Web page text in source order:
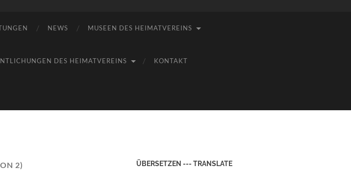
NEWS MUSEEN DES HEIMATVEREINS
DES HEIMATVEREINS KONTAKT
2) ÜBERSETZEN --- TRANSLATE